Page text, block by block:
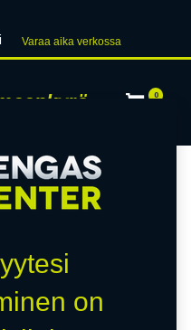
Varaa aika verk​​​​ossa
0
on